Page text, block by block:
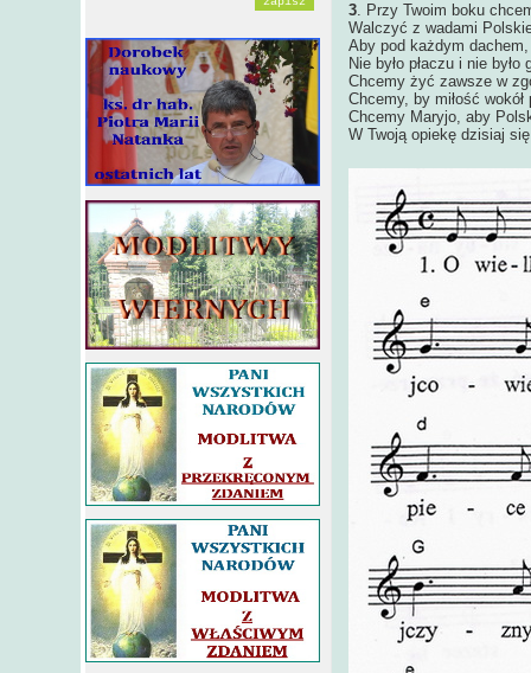
3. Przy Twoim boku
Walczyć z wadami
Aby pod każdym
Nie było płaczu i nie było
Chcemy żyć zawsze w
Chcemy, by miłość wokół
Chcemy Maryjo, aby
W Twoją opiekę dzisiaj się